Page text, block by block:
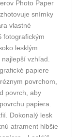
Photo Paper
snímky
vlastné
fotografickým
lesklým
vzhľad.
papiere
povrchom,
povrch, aby
papiera.
Dokonalý lesk
atrament hlbšie